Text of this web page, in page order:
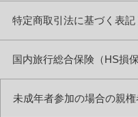
特定商取引法に基づく表記
国内旅行総合保険（HS損保
未成年者参加の場合の親